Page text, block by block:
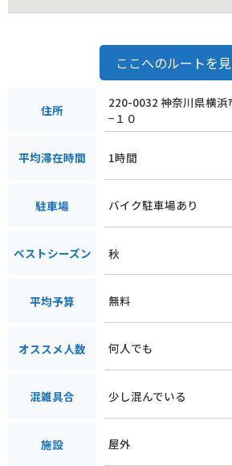
さを学び、心豊かな時間を過ごしてみて
観光スポットと合わせて、一日中楽しむ
ここへのルートを
住所
220-0032 神奈川県横浜
−１０
平均滞在時間 1時間
駐車場 バイク駐車場あり
ベストシーズン 秋
平均予算 無料
オススメ人数 何人でも
混雑具合 少し混んでいる
施設 屋外